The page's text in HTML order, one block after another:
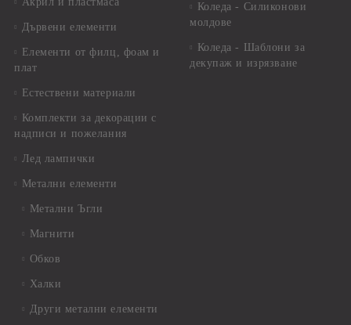
Дървени елементи
Елементи от филц, фоам и
плат
Естествени материали
Комплекти за декорации с
надписи и пожелания
Лед лампички
Метални елементи
Метални Ъгли
Магнити
Обков
Халки
Други метални елементи
Коледа - Силиконови
молдове
Коледа - Шаблони за
декупаж и изрязване